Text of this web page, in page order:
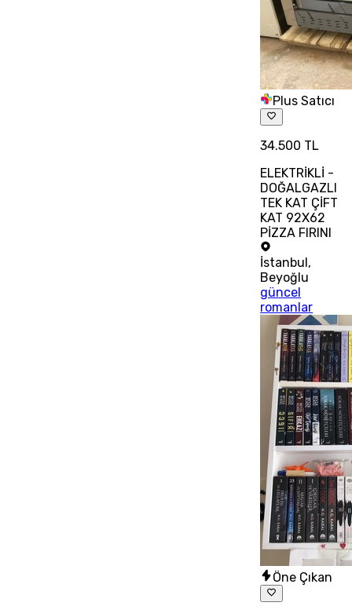
Plus Satıcı
34.500 TL
ELEKTRİKLİ -
DOĞALGAZLI
TEK KAT ÇİFT
KAT 92X62
PİZZA FIRINI
İstanbul,
Beyoğlu
güncel
romanlar
Öne Çıkan